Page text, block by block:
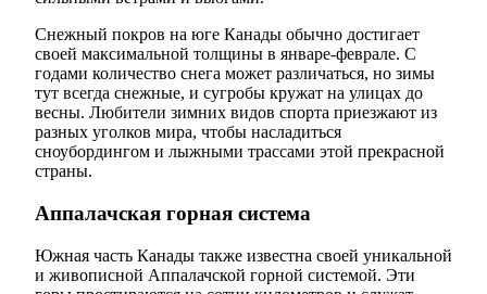
Снежный покров на юге Канады обычно достигает
своей максимальной толщины в январе-феврале. С
годами количество снега может различаться, но зимы
тут всегда снежные, и сугробы кружат на улицах до
весны. Любители зимних видов спорта приезжают из
разных уголков мира, чтобы насладиться
сноубордингом и лыжными трассами этой прекрасной
страны.
Аппалачская горная система
Южная часть Канады также известна своей уникальной
и живописной Аппалачской горной системой. Эти